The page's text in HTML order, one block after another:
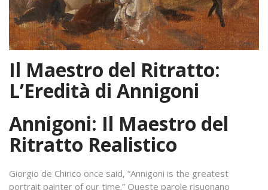
Il Maestro del Ritratto:
L’Eredità di Annigoni
Annigoni: Il Maestro del
Ritratto Realistico
Giorgio de Chirico once said, “Annigoni is the greatest
portrait painter of our time.” Queste parole risuonano